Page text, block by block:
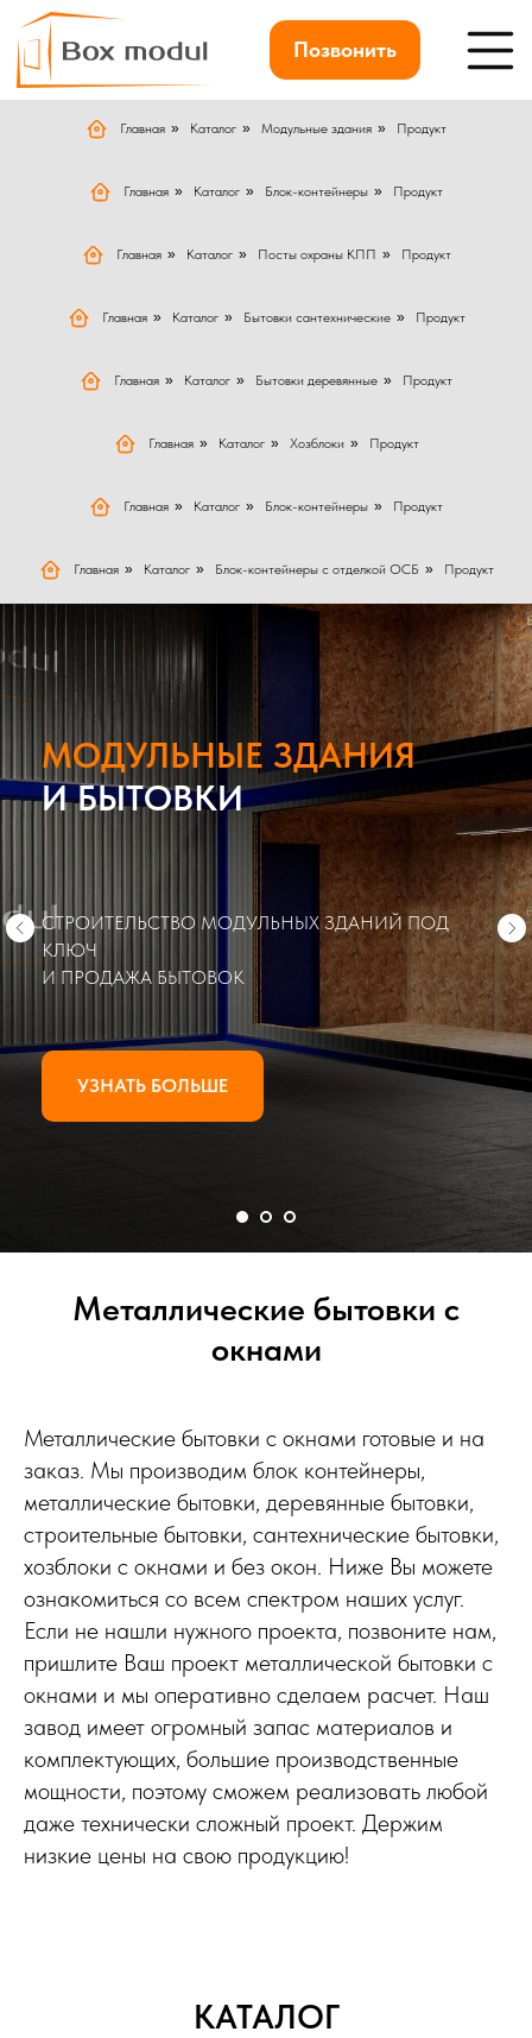
Позвонить
Главная » Каталог » Модульные здания » Продукт
Главная » Каталог » Блок-контейнеры » Продукт
Главная » Каталог » Посты охраны КПП » Продукт
Главная » Каталог » Бытовки сантехнические » Продукт
Главная » Каталог » Бытовки деревянные » Продукт
Главная » Каталог » Хозблоки » Продукт
Главная » Каталог » Блок-контейнеры » Продукт
Главная » Каталог » Блок-контейнеры с отделкой ОСБ » Продукт
МОДУЛЬНЫЕ ЗДАНИЯ
И БЫТОВКИ
СТРОИТЕЛЬСТВО МОДУЛЬНЫХ ЗДАНИЙ ПОД
КЛЮЧ
И ПРОДАЖА БЫТОВОК
УЗНАТЬ БОЛЬШЕ
Металлические бытовки с
окнами
Металлические бытовки с окнами готовые и на
заказ. Мы производим блок контейнеры,
металлические бытовки, деревянные бытовки,
строительные бытовки, сантехнические бытовки,
хозблоки с окнами и без окон. Ниже Вы можете
ознакомиться со всем спектром наших услуг.
Если не нашли нужного проекта, позвоните нам,
пришлите Ваш проект металлической бытовки с
окнами и мы оперативно сделаем расчет. Наш
завод имеет огромный запас материалов и
комплектующих, большие производственные
мощности, поэтому сможем реализовать любой
даже технически сложный проект. Держим
низкие цены на свою продукцию!
КАТАЛОГ